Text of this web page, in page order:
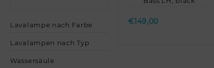
Lavalampe nach Farbe
Lavalampen nach Typ
Wassersäule
€149,00